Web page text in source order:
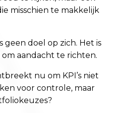
misschien te makkelijk
geen doel op zich. Het is
aandacht te richten.
nu om KPI’s niet
voor controle, maar